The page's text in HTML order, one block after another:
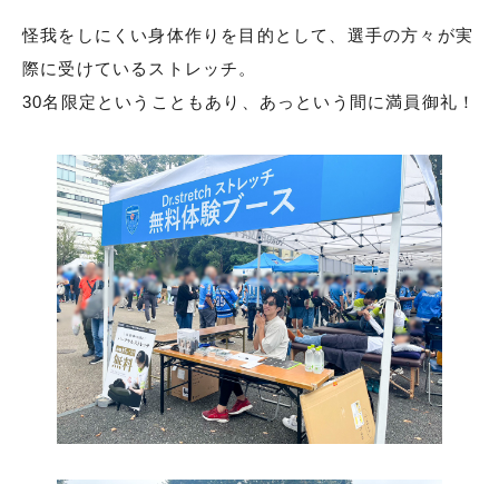
怪我をしにくい身体作りを目的として、選手の方々が実
際に受けているストレッチ。
30名限定ということもあり、あっという間に満員御礼！